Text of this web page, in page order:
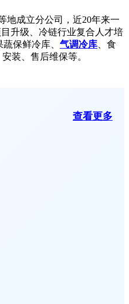
地成立分公司，近20年来一
升级、冷链行业复合人才培
蔬保鲜冷库、 气调冷库 、食
装、售后维保等。
查看更多